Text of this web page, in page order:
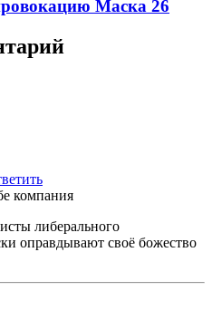
Маска 26
компания
либерального
оправдывают своё божество